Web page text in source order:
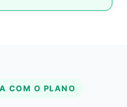
COM O PLANO